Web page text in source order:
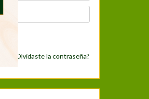
¿Olvidaste la contraseña?